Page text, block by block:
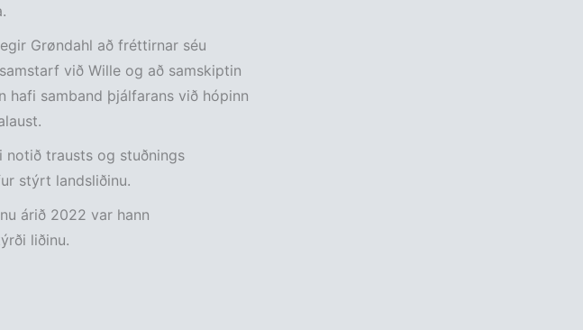
Grøndahl að fréttirnar séu
við Wille og að samskiptin
hafi samband þjálfarans við hópinn
notið trausts og stuðnings
stýrt landsliðinu.
árið 2022 var hann
liðinu.